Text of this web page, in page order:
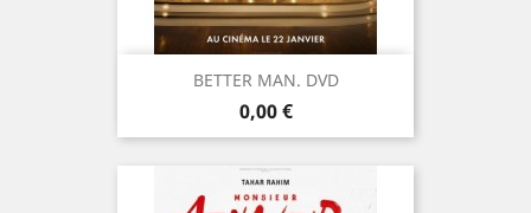
BETTER MAN. DVD
Prix
0,00 €